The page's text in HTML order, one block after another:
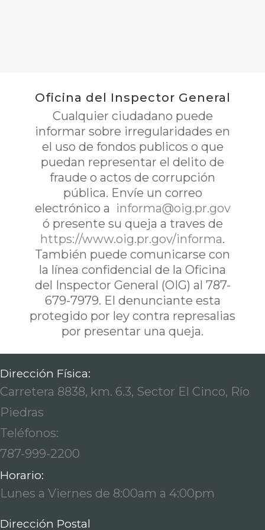
Oficina del Inspector General
Cualquier ciudadano puede
informar sobre irregularidades en
el uso de fondos publicos o que
puedan representar el delito de
fraude o actos de corrupción
pública. Envíe un correo
electrónico a informa@oig.pr.gov
ó presente su queja a traves de
https://www.oig.pr.gov/informa.
También puede comunicarse con
la línea confidencial de la Oficina
del Inspector General (OIG) al 787-
679-7979. El denunciante esta
protegido por ley contra represalias
por presentar una queja.
Dirección Física:
Carretera 8838, km. 6.3, Sector El Cinco, Río
Piedras
Teléfonos:
787-999-2200
Horario:
Lunes a Viernes de 8:00am a 4:00pm
Dirección Postal